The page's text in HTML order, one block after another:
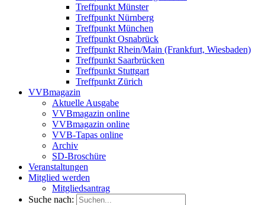
Treffpunkt Münster
Treffpunkt Nürnberg
Treffpunkt München
Treffpunkt Osnabrück
Treffpunkt Rhein/Main (Frankfurt, Wiesbaden)
Treffpunkt Saarbrücken
Treffpunkt Stuttgart
Treffpunkt Zürich
VVBmagazin
Aktuelle Ausgabe
VVBmagazin online
VVBmagazin online
VVB-Tapas online
Archiv
SD-Broschüre
Veranstaltungen
Mitglied werden
Mitgliedsantrag
Suche nach: